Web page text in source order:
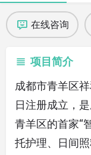
在线咨询
项目简介
成都市青羊区
日注册成立，
青羊区的首家“
托护理、日间